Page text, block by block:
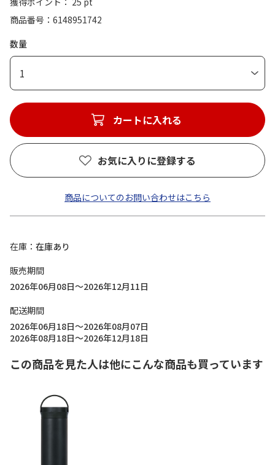
商品番号
6148951742
数量
1
カートに入れる
お気に入りに登録する
商品についてのお問い合わせはこちら
在庫
在庫あり
販売期間
2026年06月08日～2026年12月11日
配送期間
2026年06月18日～2026年08月07日
2026年08月18日～2026年12月18日
この商品を見た人は他にこんな商品も買っています